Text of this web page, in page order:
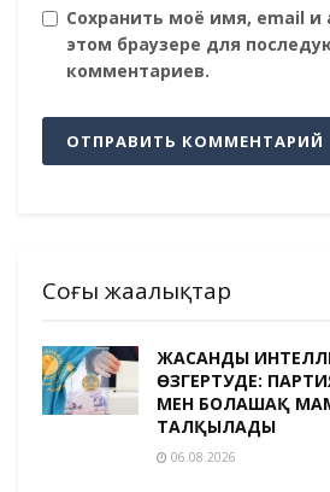
Сохранить моё имя, email и
этом браузере для
комментариев.
Соңғы жаңалықтар
ЖАСАНДЫ
ӨЗГЕРТУДЕ:
МЕН БОЛАШАҚ
ТАЛҚЫЛАДЫ
06.08.2026